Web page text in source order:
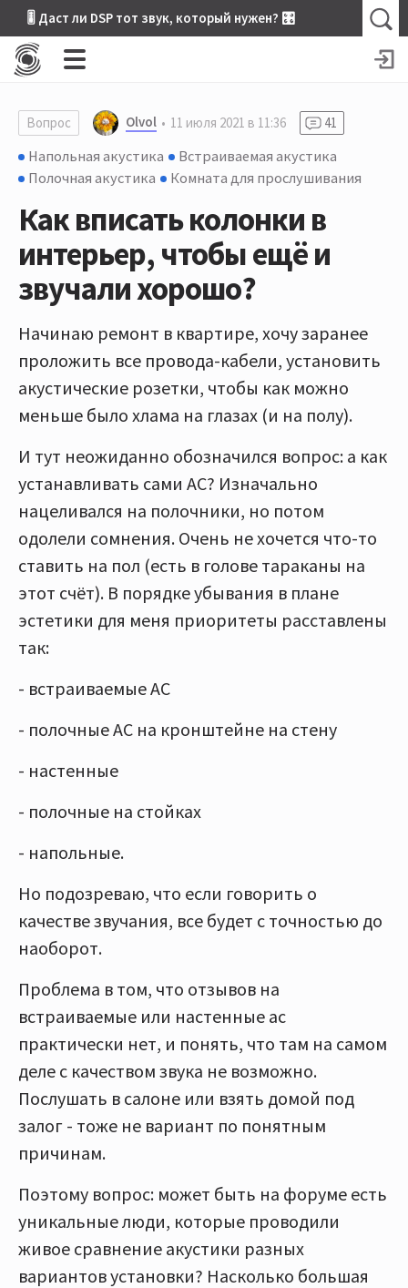
🎚 Даст ли DSP тот звук, который нужен? 🎛
Вопрос Olvol 11 июля 2021 в 11:36 41
Напольная акустика
Встраиваемая акустика
Полочная акустика
Комната для прослушивания
Как вписать колонки в
интерьер, чтобы ещё и
звучали хорошо?
Начинаю ремонт в квартире, хочу заранее
проложить все провода-кабели, установить
акустические розетки, чтобы как можно
меньше было хлама на глазах (и на полу).
И тут неожиданно обозначился вопрос: а как
устанавливать сами АС? Изначально
нацеливался на полочники, но потом
одолели сомнения. Очень не хочется что-то
ставить на пол (есть в голове тараканы на
этот счёт). В порядке убывания в плане
эстетики для меня приоритеты расставлены
так:
- встраиваемые АС
- полочные АС на кронштейне на стену
- настенные
- полочные на стойках
- напольные.
Но подозреваю, что если говорить о
качестве звучания, все будет с точностью до
наоборот.
Проблема в том, что отзывов на
встраиваемые или настенные ас
практически нет, и понять, что там на самом
деле с качеством звука не возможно.
Послушать в салоне или взять домой под
залог - тоже не вариант по понятным
причинам.
Поэтому вопрос: может быть на форуме есть
уникальные люди, которые проводили
живое сравнение акустики разных
вариантов установки? Насколько большая